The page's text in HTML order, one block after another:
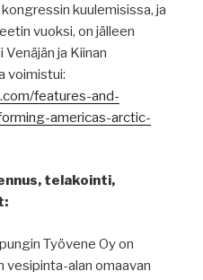
kuulemisissa, ja
vuoksi, on jälleen
ja Kiinan
voimistui:
features-and-
americas-arctic-
telakointi,
Työvene Oy on
alan omaavan